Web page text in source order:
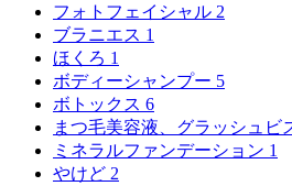
フォトフェイシャル 2
ブラニエス 1
ほくろ 1
ボディーシャンプー 5
ボトックス 6
まつ毛美容液、グラッシュビ
ミネラルファンデーション 1
やけど 2